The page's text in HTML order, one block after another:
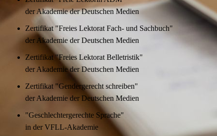
der Akademie der Deutschen Medien
Zertifikat "Freies Lektorat Fach- und Sachbuch"
der Akademie der Deutschen Medien
Zertifikat "Freies Lektorat Belletristik"
der Akademie der Deutschen Medien
Zertifikat "Gendergerecht schreiben"
der Akademie der Deutschen Medien
"Geschlechtergerechte Sprache"
in der VFLL-Akademie